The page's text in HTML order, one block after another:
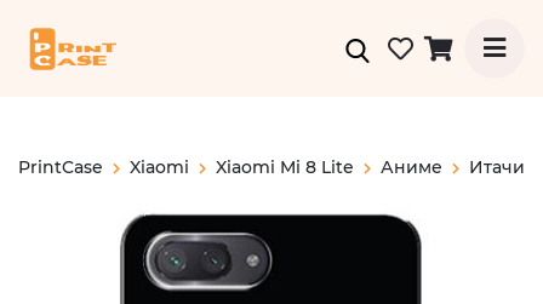
PrintCase Xiaomi Xiaomi Mi 8 Lite Аниме Итачи